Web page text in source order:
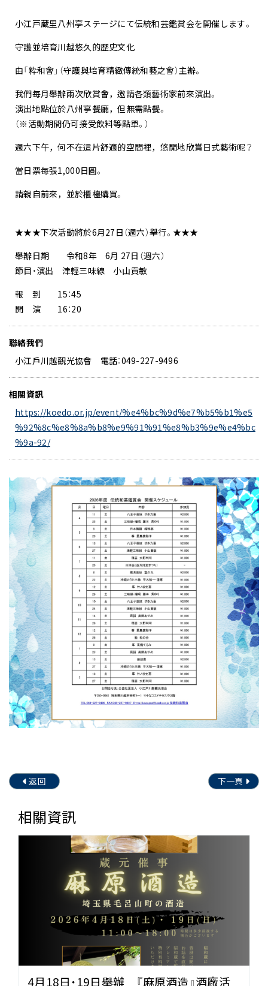
小江戸蔵里八州亭ステージにて伝統和芸鑑賞会を開催します。
守護並培育川越悠久的歷史文化
由「粋和會」（守護與培育精緻傳統和藝之會）主辦。
我們每月舉辦兩次欣賞會，邀請各類藝術家前來演出。
演出地點位於八州亭餐廳，但無需點餐。
（※活動期間仍可接受飲料等點單。）
週六下午，何不在這片舒適的空間裡，悠閒地欣賞日式藝術呢？
當日票每張1,000日圓。
請親自前來，並於櫃檯購買。
★★★下次活動將於6月27日（週六）舉行。★★★
舉辦日期 令和8年 6月 27日（週六）
節目・演出 津輕三味線 小山貢敏
報 到 15：45
開 演 16：20
聯絡我們
小江戶川越觀光協會 電話：049-227-9496
相關資訊
https://koedo.or.jp/event/%e4%bc%9d%e7%b5%b1%e5
%92%8c%e8%8a%b8%e9%91%91%e8%b3%9e%e4%bc
%9a-92/
返回 下一頁
相關資訊
4月18日・19日舉辦 『麻原酒造』酒廠活